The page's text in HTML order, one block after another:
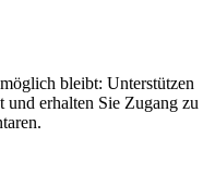
bleibt: Unterstützen
und erhalten Sie Zugang zu